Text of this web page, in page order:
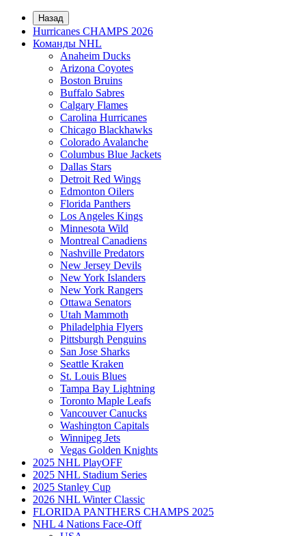
Назад
Hurricanes CHAMPS 2026
Команды NHL
Anaheim Ducks
Arizona Coyotes
Boston Bruins
Buffalo Sabres
Calgary Flames
Carolina Hurricanes
Chicago Blackhawks
Colorado Avalanche
Columbus Blue Jackets
Dallas Stars
Detroit Red Wings
Edmonton Oilers
Florida Panthers
Los Angeles Kings
Minnesota Wild
Montreal Canadiens
Nashville Predators
New Jersey Devils
New York Islanders
New York Rangers
Ottawa Senators
Utah Mammoth
Philadelphia Flyers
Pittsburgh Penguins
San Jose Sharks
Seattle Kraken
St. Louis Blues
Tampa Bay Lightning
Toronto Maple Leafs
Vancouver Canucks
Washington Capitals
Winnipeg Jets
Vegas Golden Knights
2025 NHL PlayOFF
2025 NHL Stadium Series
2025 Stanley Cup
2026 NHL Winter Classic
FLORIDA PANTHERS CHAMPS 2025
NHL 4 Nations Face-Off